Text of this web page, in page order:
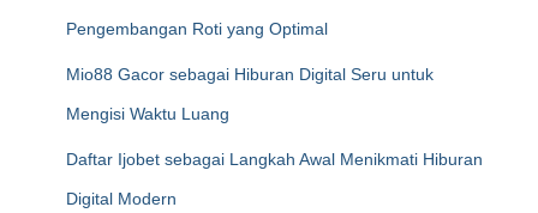
Pengembangan Roti yang Optimal
Mio88 Gacor sebagai Hiburan Digital Seru untuk
Mengisi Waktu Luang
Daftar Ijobet sebagai Langkah Awal Menikmati Hiburan
Digital Modern